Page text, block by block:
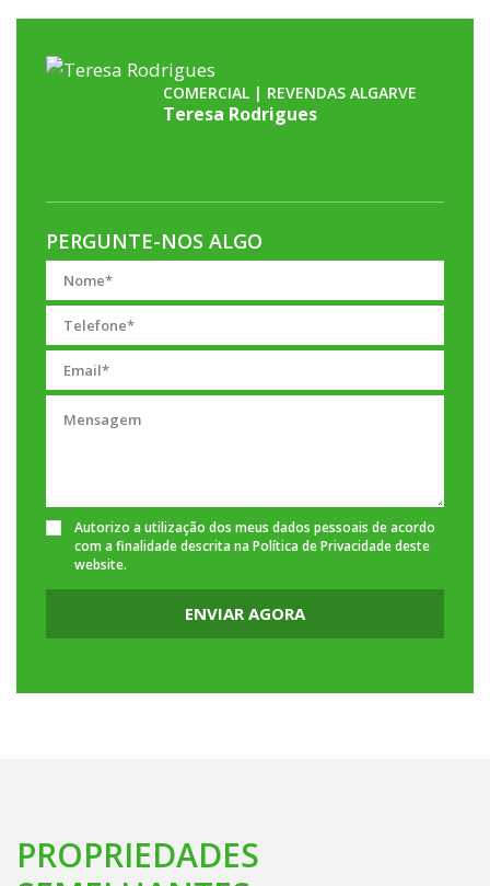
COMERCIAL | REVENDAS ALGARVE
Teresa Rodrigues
PERGUNTE-NOS ALGO
Autorizo a utilização dos meus dados pessoais de acordo
com a finalidade descrita na Política de Privacidadedeste
website.
ENVIAR AGORA
PROPRIEDADES